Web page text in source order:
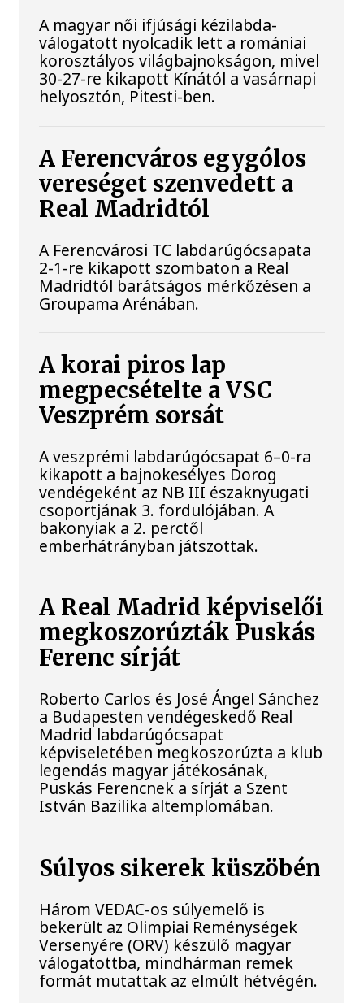
A magyar női ifjúsági kézilabda-
válogatott nyolcadik lett a romániai
korosztályos világbajnokságon, mivel
30-27-re kikapott Kínától a vasárnapi
helyosztón, Pitesti-ben.
A Ferencváros egygólos
vereséget szenvedett a
Real Madridtól
A Ferencvárosi TC labdarúgócsapata
2-1-re kikapott szombaton a Real
Madridtól barátságos mérkőzésen a
Groupama Arénában.
A korai piros lap
megpecsételte a VSC
Veszprém sorsát
A veszprémi labdarúgócsapat 6–0-ra
kikapott a bajnokesélyes Dorog
vendégeként az NB III északnyugati
csoportjának 3. fordulójában. A
bakonyiak a 2. perctől
emberhátrányban játszottak.
A Real Madrid képviselői
megkoszorúzták Puskás
Ferenc sírját
Roberto Carlos és José Ángel Sánchez
a Budapesten vendégeskedő Real
Madrid labdarúgócsapat
képviseletében megkoszorúzta a klub
legendás magyar játékosának,
Puskás Ferencnek a sírját a Szent
István Bazilika altemplomában.
Súlyos sikerek küszöbén
Három VEDAC-os súlyemelő is
bekerült az Olimpiai Reménységek
Versenyére (ORV) készülő magyar
válogatottba, mindhárman remek
formát mutattak az elmúlt hétvégén.